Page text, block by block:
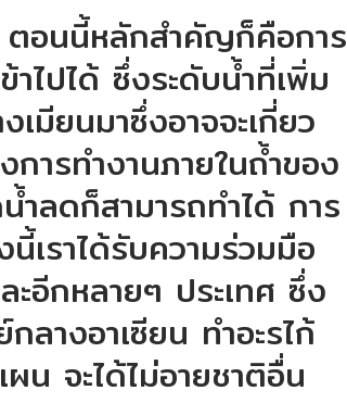
ตอนนี้หลักสำคัญก็คือการ
าไปได้ ซึ่งระดับน้ำที่เพิ่ม
มียนมาซึ่งอาจจะเกี่ยว
การทำงานภายในถ้ำของ
ลดก็สามารถทำได้ การ
เราได้รับความร่วมมือ
อีกหลายๆ ประเทศ ซึ่ง
ลางอาเซียน ทำอะรไก้
น จะได้ไม่อายชาติอื่น